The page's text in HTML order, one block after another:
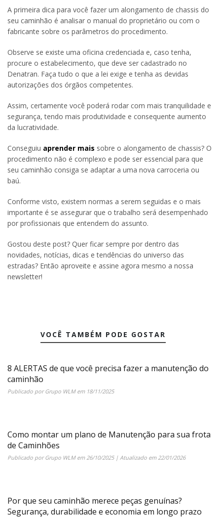
A primeira dica para você fazer um alongamento de chassis do
seu caminhão é analisar o manual do proprietário ou com o
fabricante sobre os parâmetros do procedimento.
Observe se existe uma oficina credenciada e, caso tenha,
procure o estabelecimento, que deve ser cadastrado no
Denatran. Faça tudo o que a lei exige e tenha as devidas
autorizações dos órgãos competentes.
Assim, certamente você poderá rodar com mais tranquilidade e
segurança, tendo mais produtividade e consequente aumento
da lucratividade.
Conseguiu aprender mais sobre o alongamento de chassis? O
procedimento não é complexo e pode ser essencial para que
seu caminhão consiga se adaptar a uma nova carroceria ou
baú.
Conforme visto, existem normas a serem seguidas e o mais
importante é se assegurar que o trabalho será desempenhado
por profissionais que entendem do assunto.
Gostou deste post? Quer ficar sempre por dentro das
novidades, notícias, dicas e tendências do universo das
estradas? Então aproveite e assine agora mesmo a nossa
newsletter!
VOCÊ TAMBÉM PODE GOSTAR
8 ALERTAS de que você precisa fazer a manutenção do
caminhão
Publicado porGrupo WLMem 18/11/2025
Como montar um plano de Manutenção para sua frota
de Caminhões
Publicado porGrupo WLMem26/10/2025| Atualizado em22/01/2026
Por que seu caminhão merece peças genuínas?
Segurança, durabilidade e economia em longo prazo